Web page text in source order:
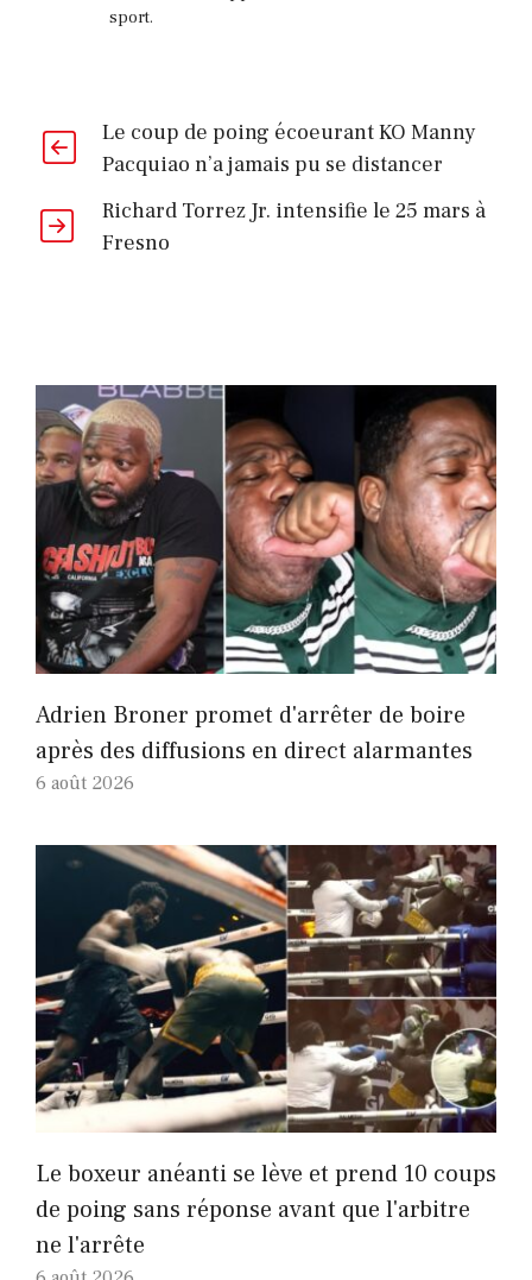
sport.
Le coup de poing écoeurant KO Manny
Pacquiao n’a jamais pu se distancer
Richard Torrez Jr. intensifie le 25 mars à
Fresno
Adrien Broner promet d'arrêter de boire
après des diffusions en direct alarmantes
6 août 2026
Le boxeur anéanti se lève et prend 10 coups
de poing sans réponse avant que l'arbitre
ne l'arrête